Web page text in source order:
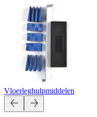
Vloerleghulpmiddelen